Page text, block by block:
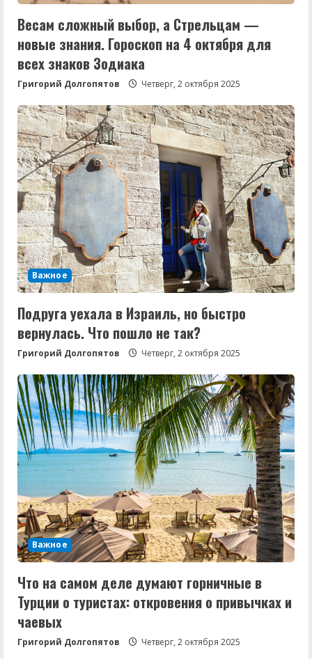
Весам сложный выбор, а Стрельцам —
новые знания. Гороскоп на 4 октября для
всех знаков Зодиака
Григорий Долгопятов Четверг, 2 октября 2025
Важное
Подруга уехала в Израиль, но быстро
вернулась. Что пошло не так?
Григорий Долгопятов Четверг, 2 октября 2025
Важное
Что на самом деле думают горничные в
Турции о туристах: откровения о привычках и
чаевых
Григорий Долгопятов Четверг, 2 октября 2025